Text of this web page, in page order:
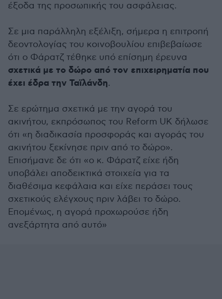
έξοδα της προσωπικής του ασφάλειας.
Σε μια παράλληλη εξέλιξη, σήμερα η επιτροπή
δεοντολογίας του κοινοβουλίου επιβεβαίωσε
ότι ο Φάρατζ τέθηκε υπό επίσημη έρευνα
σχετικά με το δώρο από τον επιχειρηματία που
έχει έδρα την Ταϊλάνδη.
Σε ερώτημα σχετικά με την αγορά του
ακινήτου, εκπρόσωπος του Reform UK δήλωσε
ότι «η διαδικασία προσφοράς και αγοράς του
ακινήτου ξεκίνησε πριν από το δώρο».
Επισήμανε δε ότι «ο κ. Φάρατζ είχε ήδη
υποβάλει αποδεικτικά στοιχεία για τα
διαθέσιμα κεφάλαια και είχε περάσει τους
σχετικούς ελέγχους πριν λάβει το δώρο.
Επομένως, η αγορά προχωρούσε ήδη
ανεξάρτητα από αυτό»